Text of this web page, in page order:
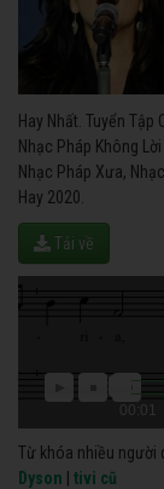
Hay Nhất. Tuyển
Nhạc Pháp Không
Nhạc Pháp Xưa,
Hay 2020.
Tải về
00:01
Từ khóa nhiều người
Dyson
tivi cũ